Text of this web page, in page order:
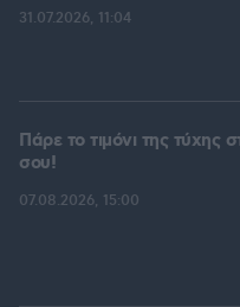
31.07.2026, 11:04
Πάρε το τιμόνι της τύχης
σου!
07.08.2026, 15:00